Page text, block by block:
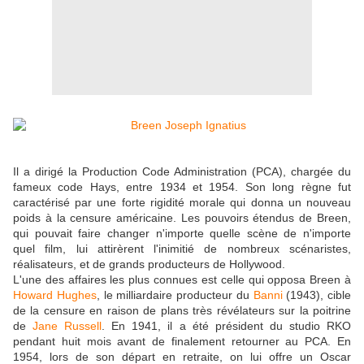
Il a dirigé la Production Code Administration (PCA), chargée du
fameux code Hays, entre 1934 et 1954. Son long règne fut
caractérisé par une forte rigidité morale qui donna un nouveau
poids à la censure américaine. Les pouvoirs étendus de Breen,
qui pouvait faire changer n'importe quelle scène de n'importe
quel film, lui attirèrent l'inimitié de nombreux scénaristes,
réalisateurs, et de grands producteurs de Hollywood.
L'une des affaires les plus connues est celle qui opposa Breen à
Howard Hughes, le milliardaire producteur du Banni(1943), cible
de la censure en raison de plans très révélateurs sur la poitrine
deJane Russell . En 1941, il a été président du studio RKO
pendant huit mois avant de finalement retourner au PCA. En
1954, lors de son départ en retraite, on lui offre un Oscar